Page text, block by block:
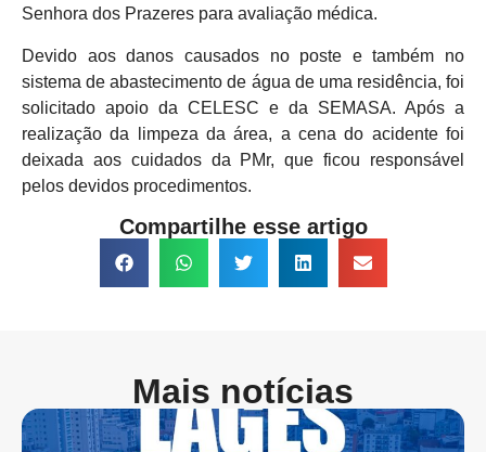
Senhora dos Prazeres para avaliação médica.
Devido aos danos causados no poste e também no
sistema de abastecimento de água de uma residência, foi
solicitado apoio da CELESC e da SEMASA. Após a
realização da limpeza da área, a cena do acidente foi
deixada aos cuidados da PMr, que ficou responsável
pelos devidos procedimentos.
Compartilhe esse artigo
Mais notícias